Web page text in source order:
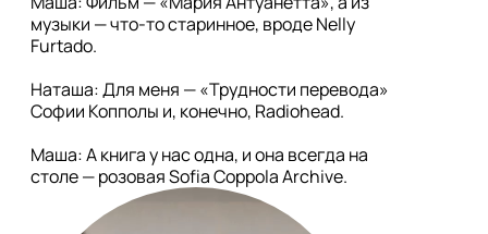
музыки — что-то старинное, вроде Nelly
Furtado.
Наташа: Для меня — «Трудности перевода»
Софии Копполы и, конечно, Radiohead.
Маша: А книга у нас одна, и она всегда на
столе — розовая Sofia Coppola Archive.